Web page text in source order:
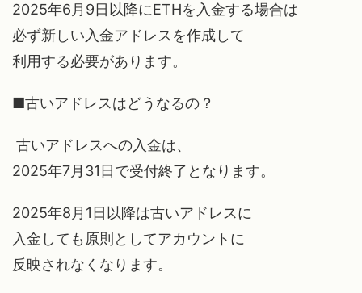
2025年6月9日以降にETHを入金する場合は
必ず新しい入金アドレスを作成して
利用する必要があります。
■古いアドレスはどうなるの？
古いアドレスへの入金は、
2025年7月31日で受付終了となります。
2025年8月1日以降は古いアドレスに
入金しても原則としてアカウントに
反映されなくなります。